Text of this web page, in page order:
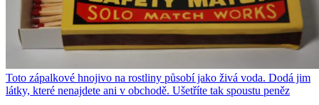
Toto zápalkové hnojivo na rostliny působí jako živá voda. Dodá jim
látky, které nenajdete ani v obchodě. Ušetříte tak spoustu peněz